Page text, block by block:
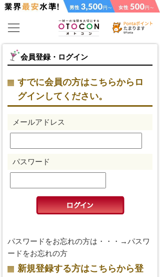
会員登録・ログイン
すでに会員の方はこちらからロ
グインしてください。
メールアドレス
パスワード
パスワードをお忘れの方は・・・→パスワ
ードをお忘れの方
新規登録する方はこちらから登